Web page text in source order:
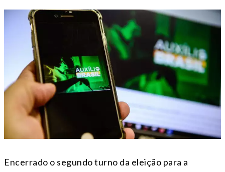
Encerrado o segundo turno da eleição para a